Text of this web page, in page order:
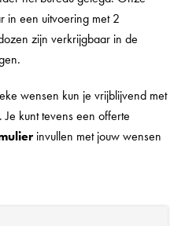
in een uitvoering met 2
zijn verkrijgbaar in de
wensen kun je vrijblijvend met
kunt tevens een offerte
invullen met jouw wensen